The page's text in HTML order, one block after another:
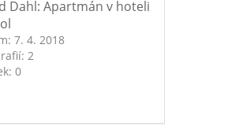
Dahl: Apartmán v hoteli
7. 4. 2018
2
0